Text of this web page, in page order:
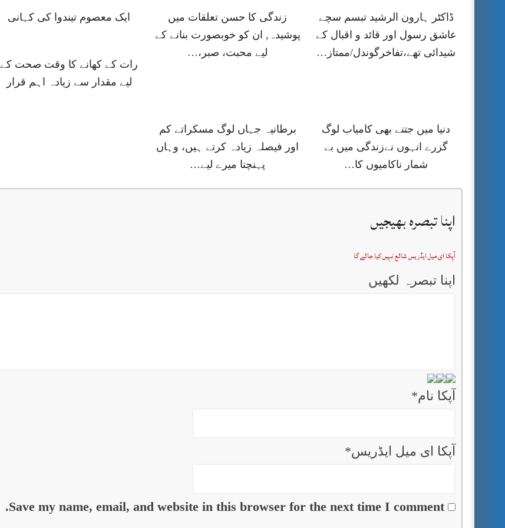
ڈاکٹر ہارون الرشید تبسم سچے
عاشق رسول اور قائد و اقبال کے
شیدائی تھے،تفاخرگوندل/ممتاز…
زندگی کا حسن تعلقات میں
پوشیدہ, ان کو خوبصورت بنانے کے
لیے محبت، صبر،…
ایک معصوم تیندوا کی کہانی
رات کے کھانے کا وقت صحت کے
لیے مقدار سے زیادہ اہم قرار
دنیا میں جتنے بھی کامیاب لوگ
گزرے انہوں نےزندگی میں بے
شمار ناکامیوں کا…
برطانیہ جہاں لوگ مسکراتے کم
اور فیصلہ زیادہ کرتے ہیں، وہاں
پہنچنا میرے لیے…
اپنا تبصرہ بھیجیں
آپکا ای میل ایڈریس شائع نہیں کیا جائے گا
اپنا تبصرہ لکھیں
آپکا نام*
آپکا ای میل ایڈریس*
Save my name, email, and website in this browser for the next time I comment.